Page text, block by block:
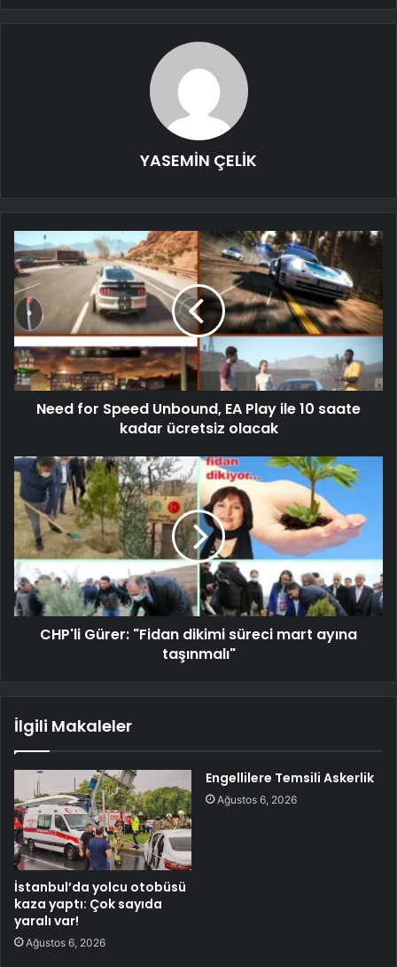
YASEMİN ÇELİK
Need for Speed Unbound, EA Play ile 10 saate
kadar ücretsiz olacak
CHP'li Gürer: "Fidan dikimi süreci mart ayına
taşınmalı"
İlgili Makaleler
İstanbul’da yolcu otobüsü
kaza yaptı: Çok sayıda
yaralı var!
Ağustos 6, 2026
Engellilere Temsili Askerlik
Ağustos 6, 2026